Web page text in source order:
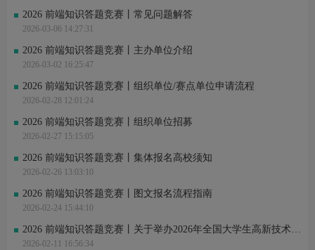
2026 前端知识答题竞赛丨常见问题解答
2026-03-06 14:27:31
2026 前端知识答题竞赛丨主办单位介绍
2026-03-02 16:25:47
2026 前端知识答题竞赛丨组织单位/赛点单位申请流程
2026-02-28 12:01:24
2026 前端知识答题竞赛丨组织单位招募
2026-02-27 15:15:05
2026 前端知识答题竞赛丨集体报名高校须知
2026-02-26 13:03:10
2026 前端知识答题竞赛丨图文报名流程指南
2026-02-24 15:44:10
2026 前端知识答题竞赛丨关于举办2026年全国大学生高新技术竞赛——前端知识答题通知
2026-02-11 16:56:34